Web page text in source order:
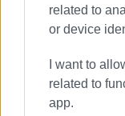
related to
or device
I want to
related to
app.
1990 σε
δημόσιες